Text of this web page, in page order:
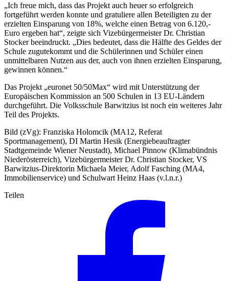
„Ich freue mich, dass das Projekt auch heuer so erfolgreich
fortgeführt werden konnte und gratuliere allen Beteiligten zu der
erzielten Einsparung von 18%, welche einen Betrag von 6.120,-
Euro ergeben hat“, zeigte sich Vizebürgermeister Dr. Christian
Stocker beeindruckt. „Dies bedeutet, dass die Hälfte des Geldes der
Schule zugutekommt und die Schülerinnen und Schüler einen
unmittelbaren Nutzen aus der, auch von ihnen erzielten Einsparung,
gewinnen können.“
Das Projekt „euronet 50/50Max“ wird mit Unterstützung der
Europäischen Kommission an 500 Schulen in 13 EU-Ländern
durchgeführt. Die Volksschule Barwitzius ist noch ein weiteres Jahr
Teil des Projekts.
Bild (zVg): Franziska Holomcik (MA12, Referat
Sportmanagement), DI Martin Hesik (Energiebeauftragter
Stadtgemeinde Wiener Neustadt), Michael Pinnow (Klimabündnis
Niederösterreich), Vizebürgermeister Dr. Christian Stocker, VS
Barwitzius-Direktorin Michaela Meier, Adolf Fasching (MA4,
Immobilienservice) und Schulwart Heinz Haas (v.l.n.r.)
Teilen